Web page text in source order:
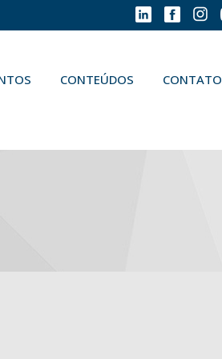
CONTEÚDOS CONTATO